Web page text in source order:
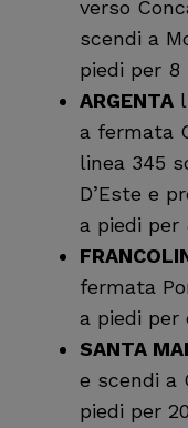
verso
scendi a
piedi per 8
ARGENTA
a fermata
linea 345
D’Este e
a piedi per
fermata
a piedi per
SANTA
e scendi a
piedi per